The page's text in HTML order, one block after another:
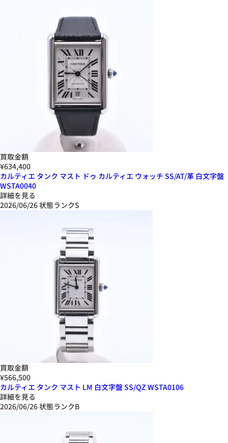
買取金額
¥634,400
カルティエ タンク マスト ドゥ カルティエ ウォッチ SS/AT/革 白文字盤
WSTA0040
詳細を見る
2026/06/26状態ランクS
買取金額
¥566,500
カルティエ タンク マスト LM 白文字盤 SS/QZ WSTA0106
詳細を見る
2026/06/26状態ランクB